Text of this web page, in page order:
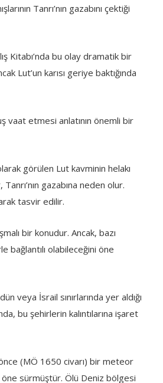
Tanrı’nın gazabını çektiği
Kitabı’nda bu olay dramatik bir
Lut’un karısı geriye baktığında
vaat etmesi anlatının önemli bir
görülen Lut kavminin helakı
gazabına neden olur.
tasvir edilir.
bir konudur. Ancak, bazı
bağlantılı olabileceğini öne
veya İsrail sınırlarında yer aldığı
bu şehirlerin kalıntılarına işaret
(MÖ 1650 civarı) bir meteor
sürmüştür. Ölü Deniz bölgesi